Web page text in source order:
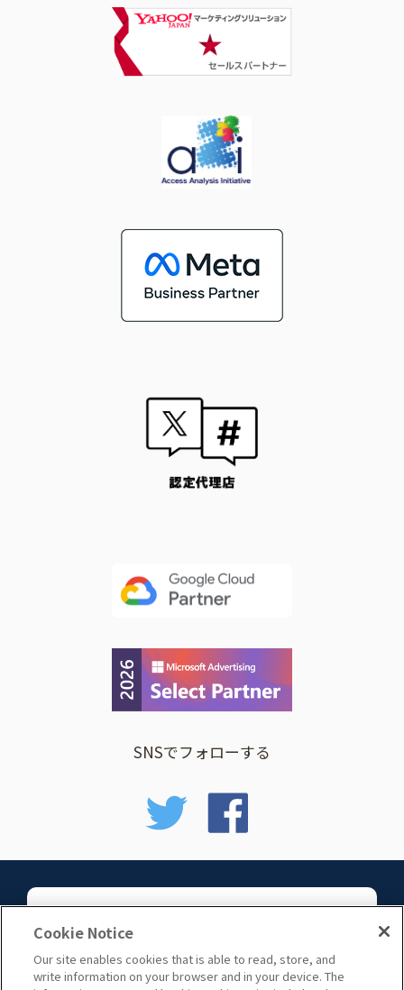
SNSでフォローする
お問い合わせ
Cookie Notice
Our site enables cookies that is able to read, store, and
write information on your browser and in your device. The